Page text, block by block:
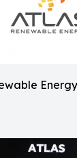
Energy